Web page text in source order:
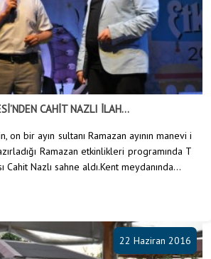
CAHİT NAZLI İLAH...
on bir ayın sultanı Ramazan ayının manevi i
Ramazan etkinlikleri programında T
Cahit Nazlı sahne aldı.Kent meydanında...
22 Haziran 2016